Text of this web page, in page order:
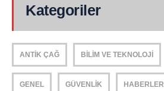
Kategoriler
ANTIK ÇAĞ BILIM VE TEKNOLOJI
GENEL GÜVENLIK HABERLER